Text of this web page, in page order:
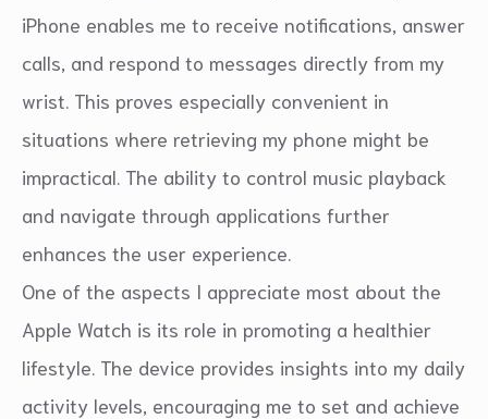
iPhone enables me to receive notifications, answer
calls, and respond to messages directly from my
wrist. This proves especially convenient in
situations where retrieving my phone might be
impractical. The ability to control music playback
and navigate through applications further
enhances the user experience.
One of the aspects I appreciate most about the
Apple Watch is its role in promoting a healthier
lifestyle. The device provides insights into my daily
activity levels, encouraging me to set and achieve